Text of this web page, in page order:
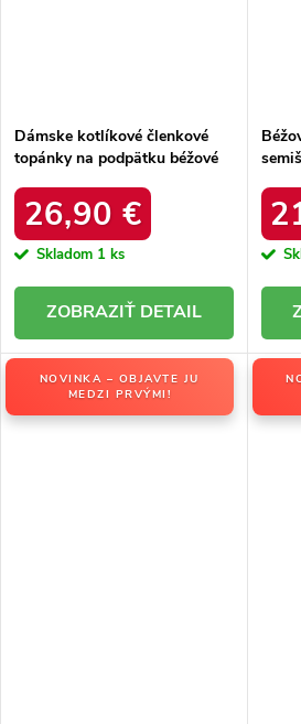
Dámske kotlíkové členkové
topánky na podpätku béžové
26,90 €
Skladom 1 ks
DETAIL
NOVINKA – OBJAVTE JU
MEDZI PRVÝMI!